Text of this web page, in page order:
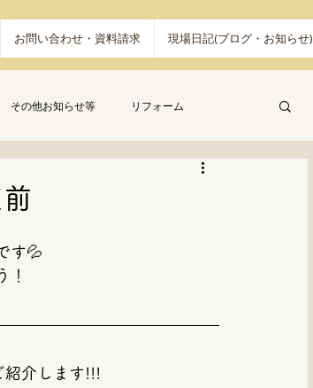
お問い合わせ・資料請求 現場日記(ブログ・お知らせ)
その他お知らせ等 リフォーム
す💦
！
紹介します!!!